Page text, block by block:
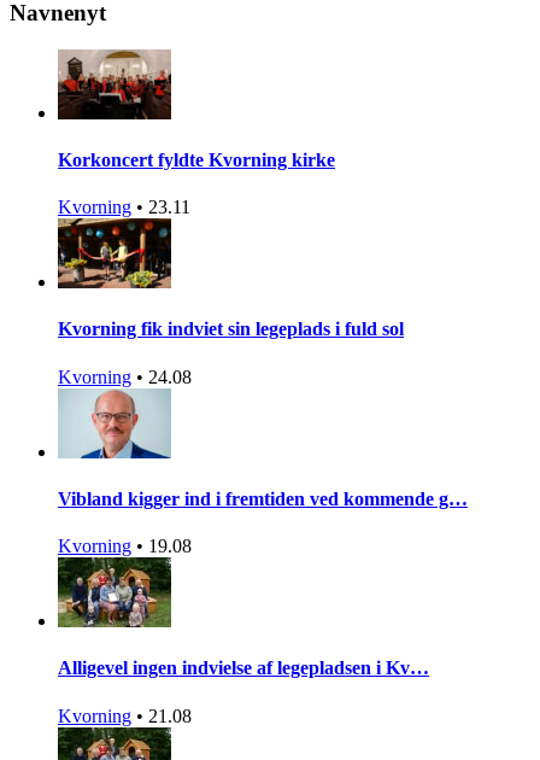
Navnenyt
Korkoncert fyldte Kvorning kirke
Kvorning • 23.11
Kvorning fik indviet sin legeplads i fuld sol
Kvorning • 24.08
Vibland kigger ind i fremtiden ved kommende g…
Kvorning • 19.08
Alligevel ingen indvielse af legepladsen i Kv…
Kvorning • 21.08